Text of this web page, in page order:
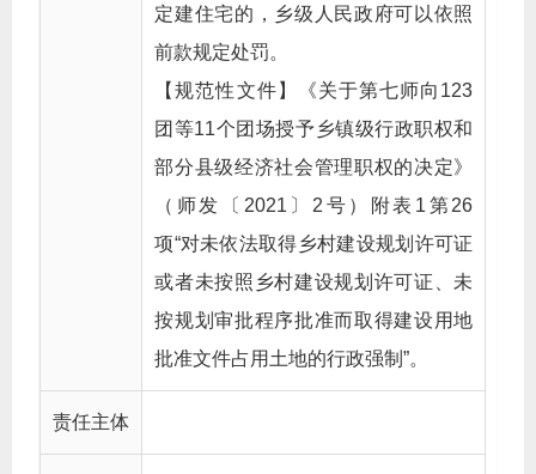
定建住宅的，乡级人民政府可以依照
前款规定处罚。
【规范性文件】《关于第七师向123
团等11个团场授予乡镇级行政职权和
部分县级经济社会管理职权的决定》
（师发〔2021〕2号）附表1第26
项“对未依法取得乡村建设规划许可证
或者未按照乡村建设规划许可证、未
按规划审批程序批准而取得建设用地
批准文件占用土地的行政强制”。
责任主体